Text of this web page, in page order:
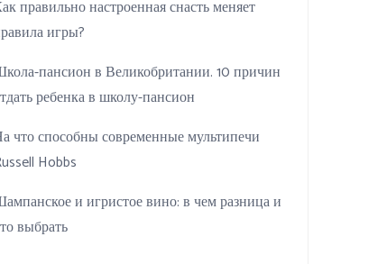
правильно настроенная снасть меняет
игры?
пансион в Великобритании. 10 причин
ребенка в школу-пансион
что способны современные мультипечи
Hobbs
и игристое вино: в чем разница и
выбрать